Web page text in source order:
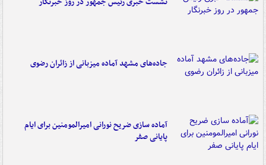
جاده‌های مشهد آماده میزبانی از زائران رضوی
آماده سازی ضریح نورانی امیرالمومنین برای ایام
پایانی صفر